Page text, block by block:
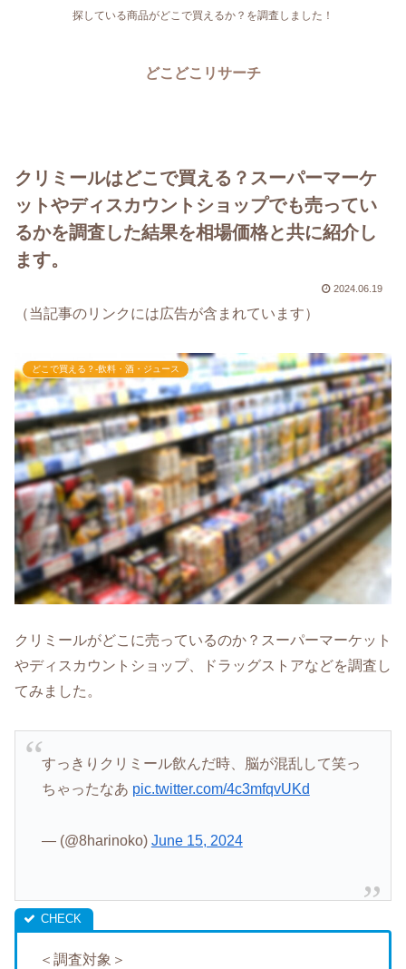
探している商品がどこで買えるか？を調査しました！
どこどこリサーチ
クリミールはどこで買える？スーパーマーケ
ットやディスカウントショップでも売ってい
るかを調査した結果を相場価格と共に紹介し
ます。
2024.06.19
（当記事のリンクには広告が含まれています）
どこで買える？-飲料・酒・ジュース
クリミールがどこに売っているのか？スーパーマーケット
やディスカウントショップ、ドラッグストアなどを調査し
てみました。
すっきりクリミール飲んだ時、脳が混乱して笑っ
ちゃったなあ pic.twitter.com/4c3mfqvUKd
— (@8harinoko) June 15, 2024
＜調査対象＞